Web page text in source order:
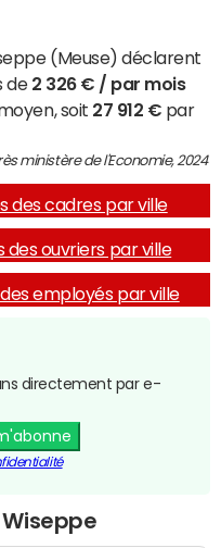
(Meuse) déclarent
de 2 326 € / par mois
soit 27 912 € par
ministère de l'Economie, 2024
des cadres par ville
des ouvriers par ville
employés par ville
directement par e-
Wiseppe